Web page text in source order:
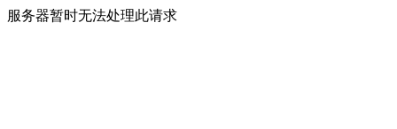
服务器暂时无法处理此请求